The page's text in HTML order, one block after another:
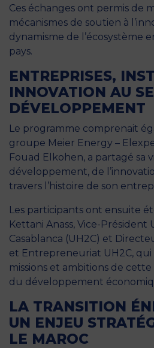
Ces échanges ont permis de
mécanismes de soutien à
dynamisme de l’écosystème
pays.
ENTREPRISES,
INNOVATION AU
DÉVELOPPEMENT
Le programme comprenait
groupe Meier Energy –
Fouad Elkohen, a partagé sa
développement, de
travers l’histoire de son
Les participants ont ensuite
Kettani Anass, Vice-Président
Casablanca (UH2C) et
et Entrepreneuriat UH2C,
missions et ambitions de
du développement
LA TRANSITION
UN ENJEU
LE MAROC